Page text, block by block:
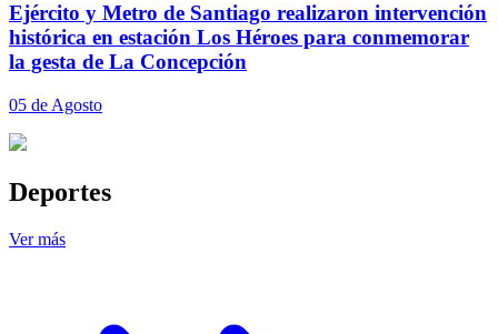
Ejército y Metro de Santiago realizaron intervención
histórica en estación Los Héroes para conmemorar
la gesta de La Concepción
05 de Agosto
Deportes
Ver más